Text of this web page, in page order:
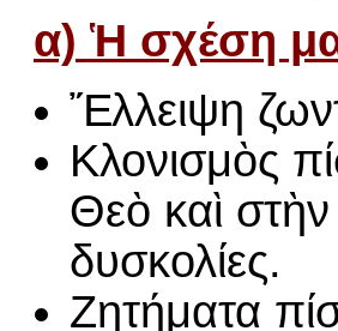
α) Ἡ σχέση
Ἔλλειψη
Κλονισμὸς
Θεὸ καὶ
δυσκολίες.
Ζητήματα